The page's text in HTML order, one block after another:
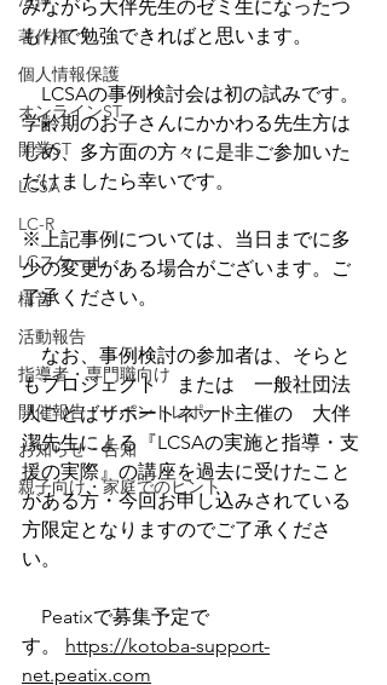
著作権
個人情報保護
オンラインST
開業ST
LCSA
LC-R
LCスケール
構音
活動報告
指導者・専門職向け
開催報告・イベントレポート
お知らせ・告知
親子向け・家庭でのヒント
みながら大伴先生のゼミ生になったつ
もりで勉強できればと思います。
LCSAの事例検討会は初の試みです。
学齢期のお子さんにかかわる先生方は
じめ、多方面の方々に是非ご参加いた
だけましたら幸いです。
※上記事例については、当日までに多
少の変更がある場合がございます。ご
了承ください。
なお、事例検討の参加者は、そらと
もプロジェクト　または　一般社団法
人ことばサポートネット主催の　大伴
潔先生による『LCSAの実施と指導・支
援の実際』の講座を過去に受けたこと
がある方・今回お申し込みされている
方限定となりますのでご了承くださ
い。
Peatixで募集予定で
す。 https://kotoba-support-
net.peatix.com